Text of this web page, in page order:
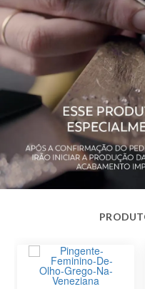
Pedra
Observação
Acabamento
Largura